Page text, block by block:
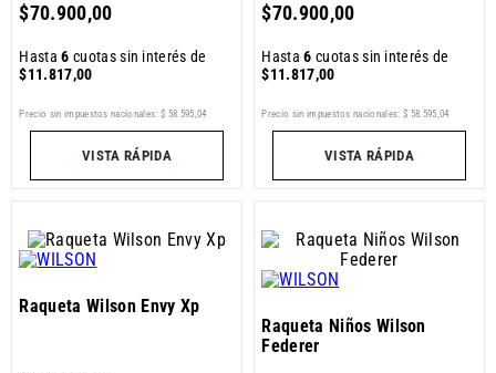
$70.900,00
Hasta6 cuotas sin interés de
$11.817,00
Precio sin impuestos nacionales: $ 58 595 04
VISTA RÁPIDA
$70.900,00
Hasta6 cuotas sin interés de
$11.817,00
Precio sin impuestos nacionales: $ 58 595 04
VISTA RÁPIDA
Raqueta Wilson Envy Xp
Raqueta Niños Wilson
Federer